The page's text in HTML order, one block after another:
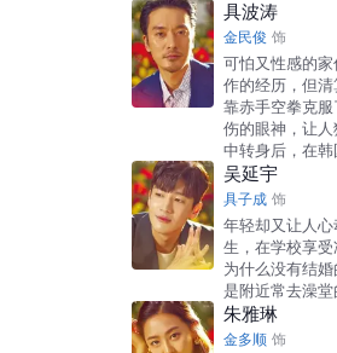
具波涛
金民俊 饰
可怕又性感的
作的经历，但
靠赤手空拳克
伤的眼神，让
中转身后，在
吴延宇
具子成 饰
年轻却又让人
生，在学校享
为什么没有结
是附近常去澡
朱雅琳
金多顺 饰